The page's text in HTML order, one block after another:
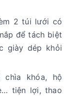
2 túi lưới có
để tách biệt
giày dép khỏi
chìa khóa, hộ
tiện lợi, thao